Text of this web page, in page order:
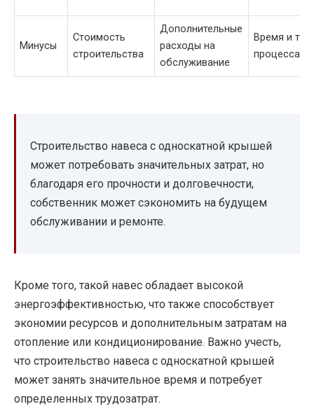
Минусы
Стоимость
строительства
Дополнительные
расходы на
обслуживание
Время и
процесса
Строительство навеса с односкатной крышей
может потребовать значительных затрат, но
благодаря его прочности и долговечности,
собственник может сэкономить на будущем
обслуживании и ремонте.
Кроме того, такой навес обладает высокой
энергоэффективностью, что также способствует
экономии ресурсов и дополнительным затратам на
отопление или кондиционирование. Важно учесть,
что строительство навеса с односкатной крышей
может занять значительное время и потребует
определенных трудозатрат.